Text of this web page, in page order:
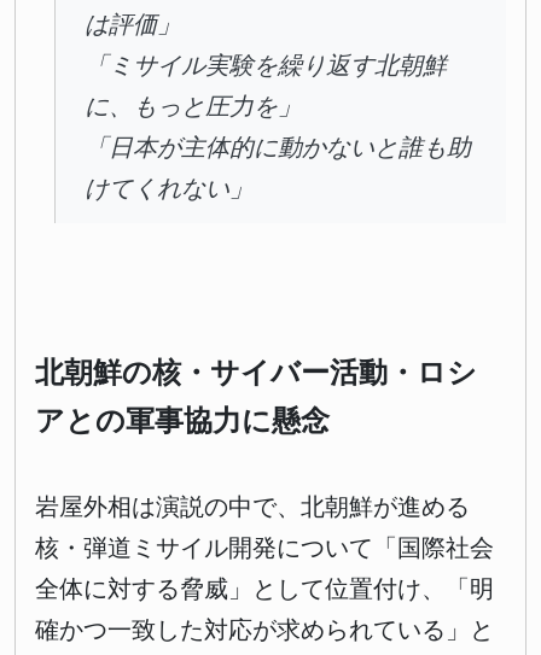
は評価」
「ミサイル実験を繰り返す北朝鮮
に、もっと圧力を」
「日本が主体的に動かないと誰も助
けてくれない」
北朝鮮の核・サイバー活動・ロシ
アとの軍事協力に懸念
岩屋外相は演説の中で、北朝鮮が進める
核・弾道ミサイル開発について「国際社会
全体に対する脅威」として位置付け、「明
確かつ一致した対応が求められている」と